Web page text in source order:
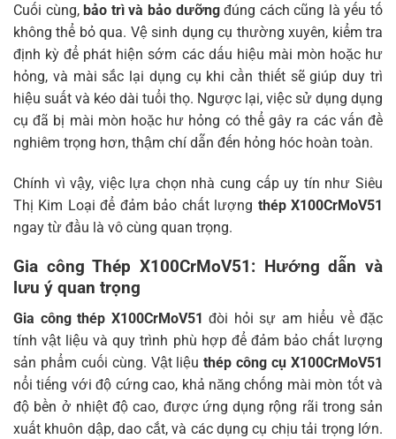
Cuối cùng,bảo trì và bảo dưỡngđúng cách cũng là yếu tố
không thể bỏ qua. Vệ sinh dụng cụ thường xuyên, kiểm tra
định kỳ để phát hiện sớm các dấu hiệu mài mòn hoặc hư
hỏng, và mài sắc lại dụng cụ khi cần thiết sẽ giúp duy trì
hiệu suất và kéo dài tuổi thọ. Ngược lại, việc sử dụng dụng
cụ đã bị mài mòn hoặc hư hỏng có thể gây ra các vấn đề
nghiêm trọng hơn, thậm chí dẫn đến hỏng hóc hoàn toàn.
Chính vì vậy, việc lựa chọn nhà cung cấp uy tín như Siêu
Thị Kim Loại để đảm bảo chất lượng thép X100CrMoV51
ngay từ đầu là vô cùng quan trọng.
Gia công Thép X100CrMoV51: Hướng dẫn và
lưu ý quan trọng
Gia công thép X100CrMoV51 đòi hỏi sự am hiểu về đặc
tính vật liệu và quy trình phù hợp để đảm bảo chất lượng
sản phẩm cuối cùng. Vật liệuthép công cụ X100CrMoV51
nổi tiếng với độ cứng cao, khả năng chống mài mòn tốt và
độ bền ở nhiệt độ cao, được ứng dụng rộng rãi trong sản
xuất khuôn dập, dao cắt, và các dụng cụ chịu tải trọng lớn.